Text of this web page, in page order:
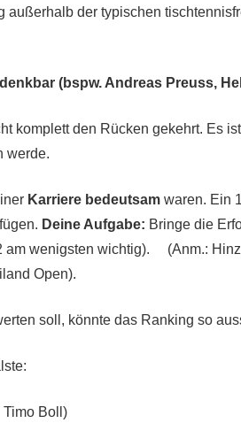
außerhalb der typischen
(bspw. Andreas Preuss,
komplett den Rücken gekehrt. Es
werde.
Karriere bedeutsam waren. Ein
Deine Aufgabe: Bringe die
am wenigsten wichtig). (Anm.:
Open).
soll, könnte das Ranking so
Timo Boll)